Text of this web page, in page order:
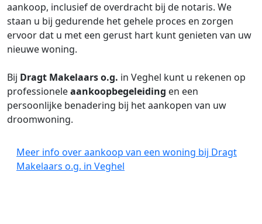
aankoop, inclusief de overdracht bij de notaris. We
staan u bij gedurende het gehele proces en zorgen
ervoor dat u met een gerust hart kunt genieten van uw
nieuwe woning.
Bij Dragt Makelaars o.g. in Veghel kunt u rekenen op
professioneleaankoopbegeleiding en een
persoonlijke benadering bij het aankopen van uw
droomwoning.
Meer info over aankoop van een woning bij Dragt
Makelaars o.g. in Veghel